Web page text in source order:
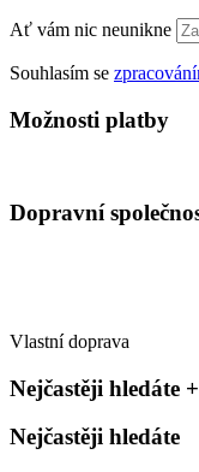
Ať vám nic neunikne
Souhlasím se
Možnosti platby
Dopravní
Vlastní doprava
Nejčastěji hledáte
Nejčastěji hledáte